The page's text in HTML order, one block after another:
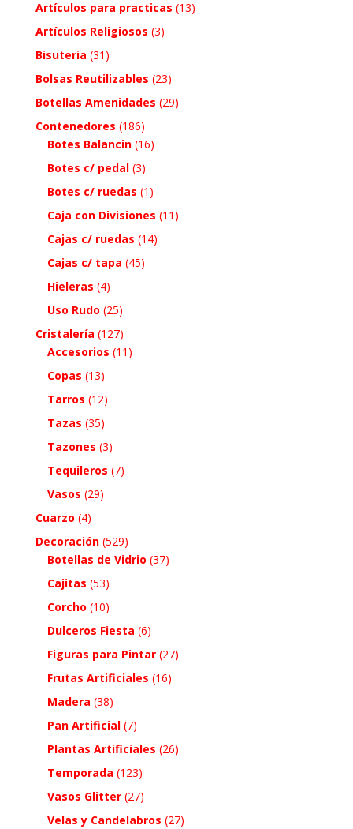
Artículos para practicas (13)
Artículos Religiosos (3)
Bisuteria (31)
Bolsas Reutilizables (23)
Botellas Amenidades (29)
Contenedores (186)
Botes Balancin (16)
Botes c/ pedal (3)
Botes c/ ruedas (1)
Caja con Divisiones (11)
Cajas c/ ruedas (14)
Cajas c/ tapa (45)
Hieleras (4)
Uso Rudo (25)
Cristalería (127)
Accesorios (11)
Copas (13)
Tarros (12)
Tazas (35)
Tazones (3)
Tequileros (7)
Vasos (29)
Cuarzo (4)
Decoración (529)
Botellas de Vidrio (37)
Cajitas (53)
Corcho (10)
Dulceros Fiesta (6)
Figuras para Pintar (27)
Frutas Artificiales (16)
Madera (38)
Pan Artificial (7)
Plantas Artificiales (26)
Temporada (123)
Vasos Glitter (27)
Velas y Candelabros (27)